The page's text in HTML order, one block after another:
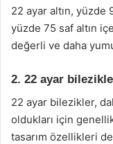
22 ayar altın, yüzde
yüzde 75 saf altın
değerli ve daha
2. 22 ayar
22 ayar bilezikler,
oldukları için
tasarım özellikleri